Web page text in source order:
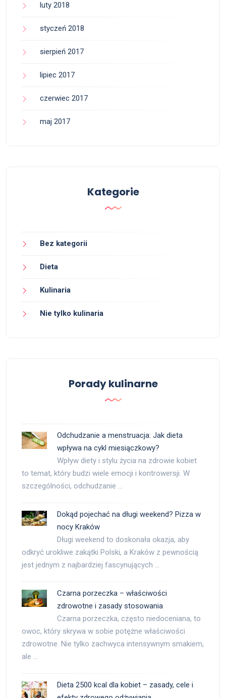
luty 2018
styczeń 2018
sierpień 2017
lipiec 2017
czerwiec 2017
maj 2017
Kategorie
Bez kategorii
Dieta
Kulinaria
Nie tylko kulinaria
Porady kulinarne
Odchudzanie a menstruacja: Jak dieta
wpływa na cykl miesiączkowy?
Wpływ diety i stylu życia na zdrowie kobiet
to temat, który budzi wiele emocji i kontrowersji. W
szczególności, odchudzanie …
Dokąd pojechać na długi weekend? Pizza w
nocy Kraków
Długi weekend to doskonała okazja, aby
odkryć urokliwe zakątki Polski, a Kraków z pewnością
jest jednym z najbardziej fascynujących …
Czarna porzeczka – właściwości
zdrowotne i zasady stosowania
Czarna porzeczka, często niedoceniana, to
owoc, który skrywa w sobie potężne właściwości
zdrowotne. Nie tylko zachwyca intensywnym smakiem,
ale …
Dieta 2500 kcal dla kobiet – zasady, cele i